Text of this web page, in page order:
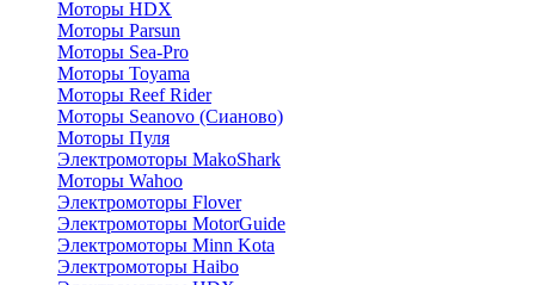
Моторы HDX
Моторы Parsun
Моторы Sea-Pro
Моторы Toyama
Моторы Reef Rider
Моторы Seanovo (Сианово)
Моторы Пуля
Электромоторы MakoShark
Моторы Wahoo
Электромоторы Flover
Электромоторы MotorGuide
Электромоторы Minn Kota
Электромоторы Haibo